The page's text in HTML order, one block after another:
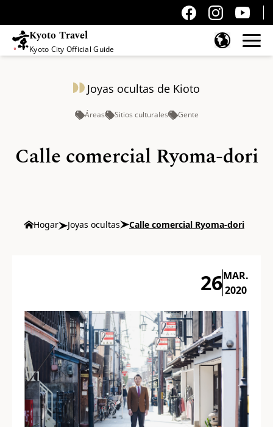
Kyoto Travel
Kyoto City Official Guide
Joyas ocultas de Kioto
Áreas Sitios culturales Gente
Calle comercial Ryoma-dori
Hogar Joyas ocultas Calle comercial Ryoma-dori
26MAR.
2020